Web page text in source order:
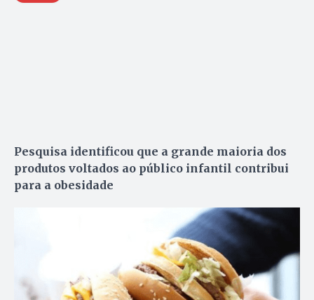
Pesquisa identificou que a grande maioria dos
produtos voltados ao público infantil contribui
para a obesidade